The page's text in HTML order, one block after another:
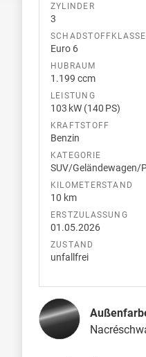
ZYLINDER
3
SCHADSTOFFKLASSE
Euro 6
HUBRAUM
1.199 ccm
LEISTUNG
103 kW (140 PS)
KRAFTSTOFF
Benzin
KATEGORIE
SUV/Geländewagen/
KILOMETERSTAND
10 km
ERSTZULASSUNG
01.05.2026
ZUSTAND
unfallfrei